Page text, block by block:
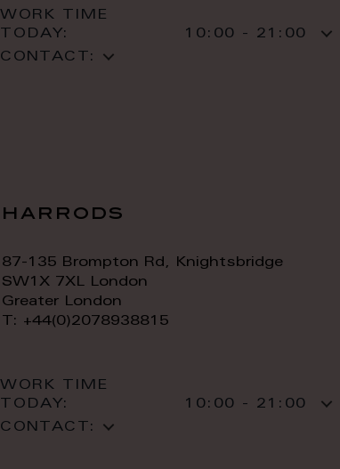
WORK TIME
TODAY:
10:00 - 21:00
CONTACT:
harrods
87-135 Brompton Rd, Knightsbridge
SW1X 7XL London
Greater London
T: +44(0)2078938815
WORK TIME
TODAY:
10:00 - 21:00
CONTACT: